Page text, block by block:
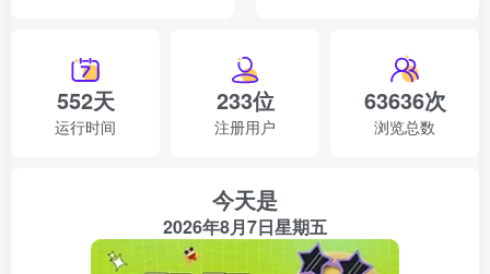
隶属利美亚帝国。
傲啸天排行第十，修炼狂狼啸，兵器寒铁拳套，隶属嘉隆帝
高手榜是５０年前，由一些武林人士所排，所以有些隐世高
552天
运行时间
233位
注册用户
63636次
浏览总数
今天是
2026年8月7日星期五